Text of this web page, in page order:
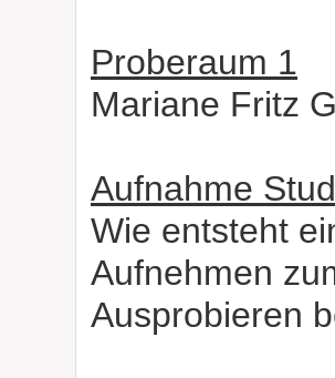
Proberaum 1
Mariane Fritz
Aufnahme
Wie entsteht
Aufnehmen
Ausprobieren